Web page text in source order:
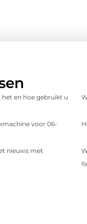
het en hoe gebruikt u
voor 06-
nieuws met